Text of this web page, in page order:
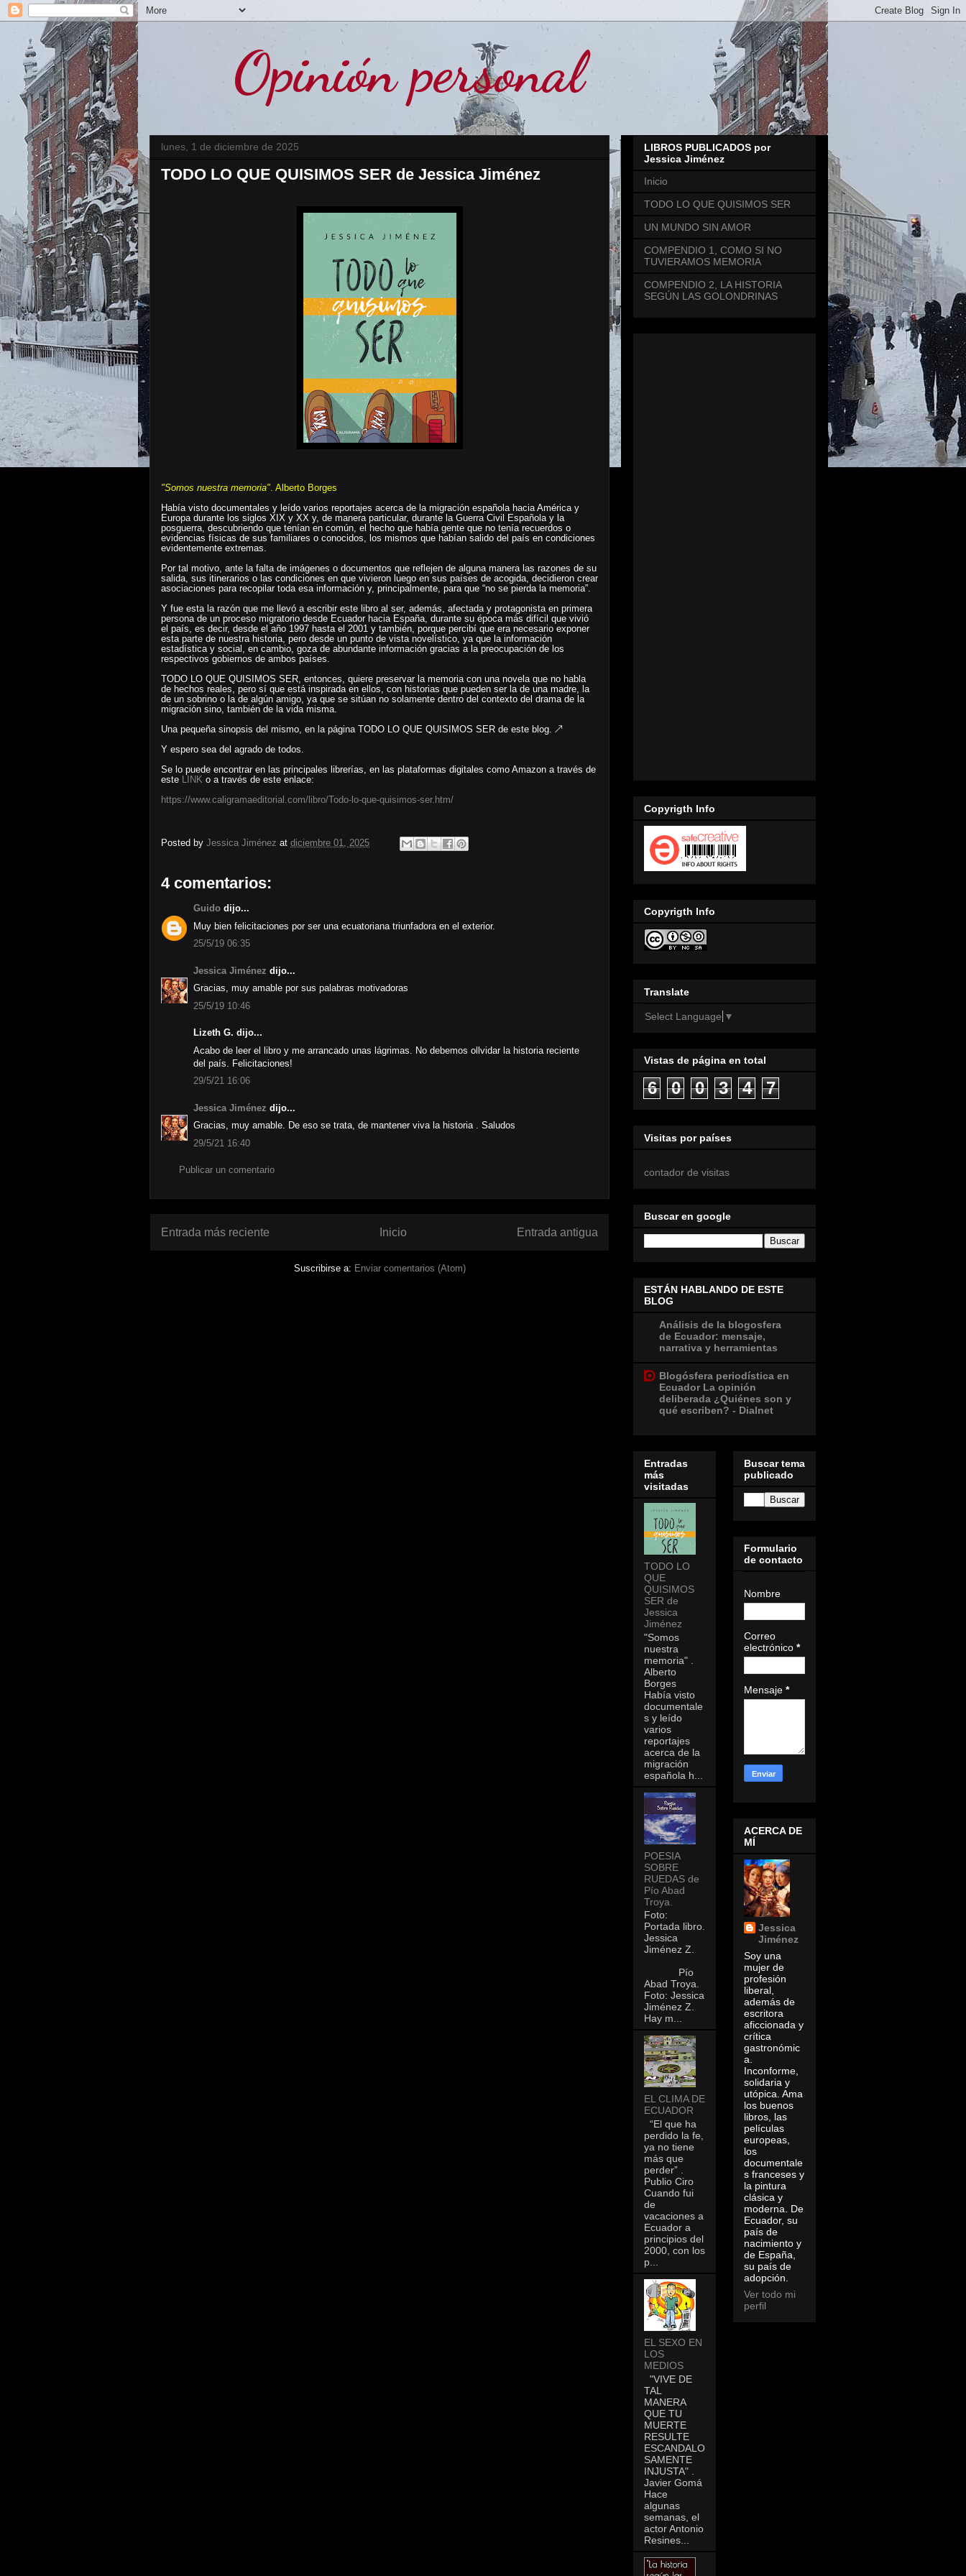
Opinión personal
lunes, 1 de diciembre de 2025
TODO LO QUE QUISIMOS SER de Jessica Jiménez
"Somos nuestra memoria". Alberto Borges
Había visto documentales y leído varios reportajes acerca de la migración española hacia América y
Europa durante los siglos XIX y XX y, de manera particular, durante la Guerra Civil Española y la
posguerra, descubriendo que tenían en común, el hecho que había gente que no tenía recuerdos o
evidencias físicas de sus familiares o conocidos, los mismos que habían salido del país en condiciones
evidentemente extremas.
Por tal motivo, ante la falta de imágenes o documentos que reflejen de alguna manera las razones de su
salida, sus itinerarios o las condiciones en que vivieron luego en sus países de acogida, decidieron crear
asociaciones para recopilar toda esa información y, principalmente, para que “no se pierda la memoria”.
Y fue esta la razón que me llevó a escribir este libro al ser, además, afectada y protagonista en primera
persona de un proceso migratorio desde Ecuador hacia España, durante su época más difícil que vivió
el país, es decir, desde el año 1997 hasta el 2001 y también, porque percibí que era necesario exponer
esta parte de nuestra historia, pero desde un punto de vista novelístico, ya que la información
estadística y social, en cambio, goza de abundante información gracias a la preocupación de los
respectivos gobiernos de ambos países.
TODO LO QUE QUISIMOS SER, entonces, quiere preservar la memoria con una novela que no habla
de hechos reales, pero sí que está inspirada en ellos, con historias que pueden ser la de una madre, la
de un sobrino o la de algún amigo, ya que se sitúan no solamente dentro del contexto del drama de la
migración sino, también de la vida misma.
Una pequeña sinopsis del mismo, en la página TODO LO QUE QUISIMOS SER de este blog. ↗️
Y espero sea del agrado de todos.
Se lo puede encontrar en las principales librerías, en las plataformas digitales como Amazon a través de
este LINK o a través de este enlace:
https://www.caligramaeditorial.com/libro/Todo-lo-que-quisimos-ser.htm/
Posted by Jessica Jiménez at diciembre 01, 2025
4 comentarios:
Guido dijo...
Muy bien felicitaciones por ser una ecuatoriana triunfadora en el exterior.
25/5/19 06:35
Jessica Jiménez dijo...
Gracias, muy amable por sus palabras motivadoras
25/5/19 10:46
Lizeth G. dijo...
Acabo de leer el libro y me arrancado unas lágrimas. No debemos ollvidar la historia reciente
del país. Felicitaciones!
29/5/21 16:06
Jessica Jiménez dijo...
Gracias, muy amable. De eso se trata, de mantener viva la historia . Saludos
29/5/21 16:40
Publicar un comentario
Entrada más reciente Entrada antigua
Inicio
Suscribirse a: Enviar comentarios (Atom)
LIBROS PUBLICADOS por
Jessica Jiménez
Inicio
TODO LO QUE QUISIMOS SER
UN MUNDO SIN AMOR
COMPENDIO 1, COMO SI NO
TUVIERAMOS MEMORIA
COMPENDIO 2, LA HISTORIA
SEGÚN LAS GOLONDRINAS
Copyrigth Info
Copyrigth Info
Translate
Select Language ▼
Vistas de página en total
6 0 0 3 4 7
Visitas por países
contador de visitas
Buscar en google
ESTÁN HABLANDO DE ESTE
BLOG
Análisis de la blogosfera
de Ecuador: mensaje,
narrativa y herramientas
Blogósfera periodística en
Ecuador La opinión
deliberada ¿Quiénes son y
qué escriben? - Dialnet
Entradas
más
visitadas
TODO LO
QUE
QUISIMOS
SER de
Jessica
Jiménez
"Somos
nuestra
memoria" .
Alberto
Borges
Había visto
documentale
s y leído
varios
reportajes
acerca de la
migración
española h...
POESIA
SOBRE
RUEDAS de
Pío Abad
Troya.
Foto:
Portada libro.
Jessica
Jiménez Z.
Pío
Abad Troya.
Foto: Jessica
Jiménez Z.
Hay m...
EL CLIMA DE
ECUADOR
“El que ha
perdido la fe,
ya no tiene
más que
perder” .
Publio Ciro
Cuando fui
de
vacaciones a
Ecuador a
principios del
2000, con los
p...
EL SEXO EN
LOS
MEDIOS
"VIVE DE
TAL
MANERA
QUE TU
MUERTE
RESULTE
ESCANDALO
SAMENTE
INJUSTA" .
Javier Gomá
Hace
algunas
semanas, el
actor Antonio
Resines...
Buscar tema
publicado
Formulario
de contacto
Nombre
Correo
electrónico *
Mensaje *
ACERCA DE
MÍ
Jessica
Jiménez
Soy una
mujer de
profesión
liberal,
además de
escritora
aficcionada y
crítica
gastronómic
a.
Inconforme,
solidaria y
utópica. Ama
los buenos
libros, las
películas
europeas,
los
documentale
s franceses y
la pintura
clásica y
moderna. De
Ecuador, su
país de
nacimiento y
de España,
su país de
adopción.
Ver todo mi
perfil